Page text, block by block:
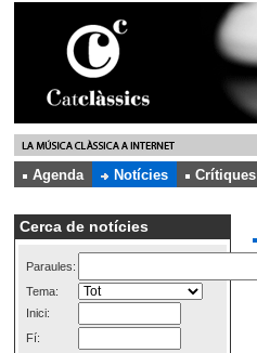
Agenda
Notícies Crítiques
Cerca de notícies
Paraules:
Tema:
Inici:
Fí: